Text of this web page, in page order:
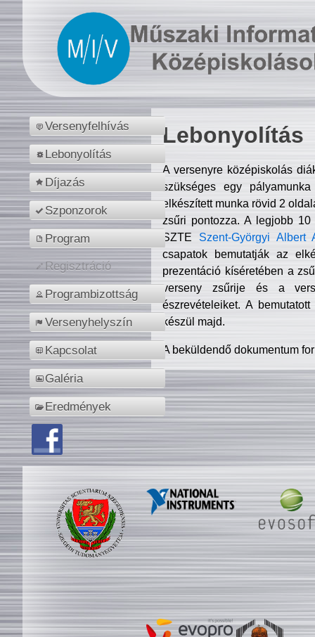
Versenyfelhívás
Lebonyolítás
Díjazás
Szponzorok
Program
Regisztráció
Programbizottság
Versenyhelyszín
Kapcsolat
Galéria
Eredmények
Lebonyolítás
A versenyre középiskolás
szükséges egy
elkészített munka rövid 2
zsűri pontozza. A legjobb
SZTE Szent-Györgyi Albert
csapatok bemutatják az
prezentáció kíséretében a
verseny zsűrije és a
észrevételeiket. A
készül majd.
A beküldendő dokumentum